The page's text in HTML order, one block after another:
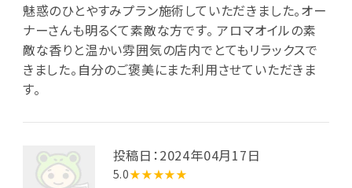
魅惑のひとやすみプラン施術していただきました。オー
ナーさんも明るくて素敵な方です。 アロマオイルの素
敵な香りと温かい雰囲気の店内でとてもリラックスで
きました。自分のご褒美にまた利用させていただきま
す。
投稿日：2024年04月17日
5.0★★★★★